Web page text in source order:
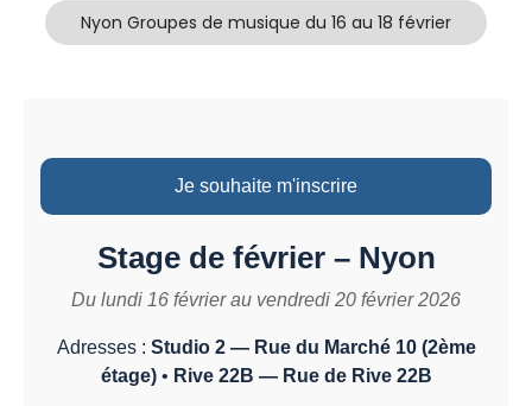
Nyon Groupes de musique du 16 au 18 février
Je souhaite m'inscrire
Stage de février – Nyon
Du lundi 16 février au vendredi 20 février 2026
Adresses : Studio 2 — Rue du Marché 10 (2ème
étage)• Rive 22B — Rue de Rive 22B